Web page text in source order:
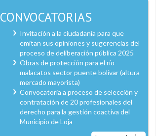
CONVOCATORIAS
Invitación a la ciudadanía para que
emitan sus opiniones y sugerencias del
proceso de deliberación pública 2025
Obras de protección para el río
malacatos sector puente bolívar (altura
mercado mayorista)
Convocatoria a proceso de selección y
contratación de 20 profesionales del
derecho para la gestión coactiva del
Municipio de Loja